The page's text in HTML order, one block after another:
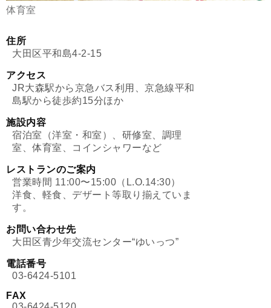
体育室
住所
大田区平和島4-2-15
アクセス
JR大森駅から京急バス利用、京急線平和
島駅から徒歩約15分ほか
施設内容
宿泊室（洋室・和室）、研修室、調理
室、体育室、コインシャワーなど
レストランのご案内
営業時間 11:00〜15:00（L.O.14:30）
洋食、軽食、デザート等取り揃えていま
す。
お問い合わせ先
大田区青少年交流センター“ゆいっつ”
電話番号
03-6424-5101
FAX